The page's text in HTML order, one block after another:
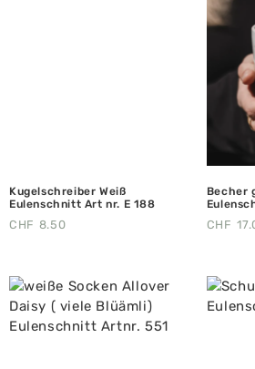
Kugelschreiber Weiß
Eulenschnitt Art nr. E 188
CHF 8.50
Becher
CHF